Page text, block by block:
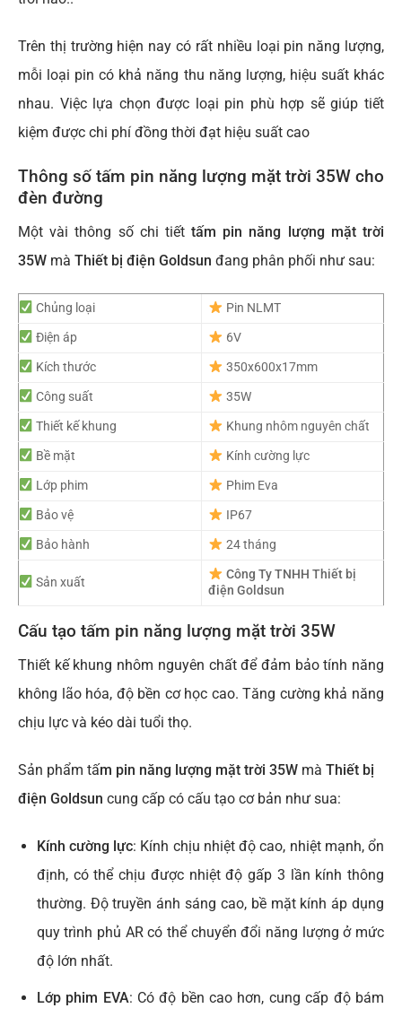
Trên thị trường hiện nay có rất nhiều loại pin năng lượng,
mỗi loại pin có khả năng thu năng lượng, hiệu suất khác
nhau. Việc lựa chọn được loại pin phù hợp sẽ giúp tiết
kiệm được chi phí đồng thời đạt hiệu suất cao
Thông số tấm pin năng lượng mặt trời 35W cho
đèn đường
Một vài thông số chi tiếttấm pin năng lượng mặt trời
35W mà Thiết bị điện Goldsun đang phân phối như sau:
Chủng loại
Pin NLMT
Điện áp
6V
Kích thước
350x600x17mm
Công suất
35W
Thiết kế khung
Khung nhôm nguyên chất
Bề mặt
Kính cường lực
Lớp phim
Phim Eva
Bảo vệ
IP67
Bảo hành
24 tháng
Sản xuất
Công Ty TNHH Thiết bị
điện Goldsun
Cấu tạo tấm pin năng lượng mặt trời 35W
Thiết kế khung nhôm nguyên chất để đảm bảo tính năng
không lão hóa, độ bền cơ học cao. Tăng cường khả năng
chịu lực và kéo dài tuổi thọ.
Sản phẩm tấm pin năng lượng mặt trời 35W mà Thiết bị
điện Goldsun cung cấp có cấu tạo cơ bản như sua:
Kính cường lực: Kính chịu nhiệt độ cao, nhiệt mạnh, ổn
định, có thể chịu được nhiệt độ gấp 3 lần kính thông
thường. Độ truyền ánh sáng cao, bề mặt kính áp dụng
quy trình phủ AR có thể chuyển đổi năng lượng ở mức
độ lớn nhất.
Lớp phim EVA: Có độ bền cao hơn, cung cấp độ bám